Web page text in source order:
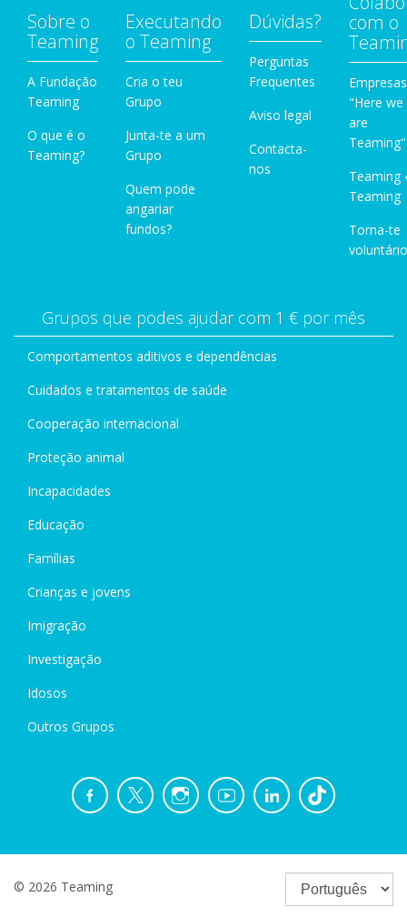
Sobre o
Teaming
A Fundação
Teaming
O que é o
Teaming?
Executando
o Teaming
Cria o teu
Grupo
Junta-te a um
Grupo
Quem pode
angariar
fundos?
Dúvidas?
Perguntas
Frequentes
Aviso legal
Contacta-
nos
com o
Empresas
"Here we
are
Teaming"
Teaming
Teaming
Torna-te
Grupos que podes ajudar com 1 € por mês
Comportamentos aditivos e dependências
Cuidados e tratamentos de saúde
Cooperação internacional
Proteção animal
Incapacidades
Educação
Famílias
Crianças e jovens
Imigração
Investigação
Idosos
Outros Grupos
© 2026 Teaming